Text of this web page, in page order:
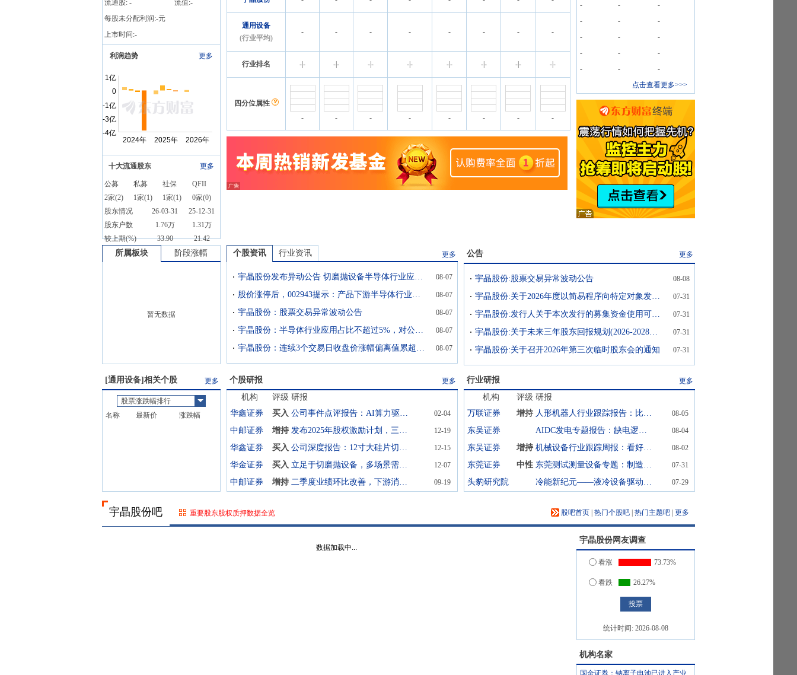
流通股: - 流值:-
每股未分配利润:-元
上市时间:-
利润趋势 更多
十大流通股东 更多
公募 私募 社保
QFII
2家(2) 1家(1) 1家(1) 0家(0)
股东情况
26-03-31
25-12-31
股东户数
1.76万
1.31万
较上期(%)
33.90 21.42
通用设备
(行业平均)
- - - - - - - -
行业排名 -- -- -|- -- -|- -|- -|- --
四分位属性
-
- - - - - - -
- -
-
-
-
-
-
-
-
-
-
-
-
-
-
点击查看更多>>>
所属板块 阶段涨幅
暂无数据
个股资讯 行业资讯 更多
宇晶股份发布异动公告 切磨抛设备半导体行业应用占比不超过5% 08-07
股价涨停后，002943提示：产品下游半导体行业应用占比不超过5%！ 08-07
宇晶股份：股票交易异常波动公告 08-07
宇晶股份：半导体行业应用占比不超过5%，对公司业绩影响较小 08-07
宇晶股份：连续3个交易日收盘价涨幅偏离值累超20% 08-07
公告 更多
宇晶股份:股票交易异常波动公告 08-08
宇晶股份:关于2026年度以简易程序向特定对象发行股票不存在直接或通过利益相关方向参与认购的投资者提供财务资助或补偿的公告 07-31
宇晶股份:发行人关于本次发行的募集资金使用可行性分析报告 07-31
宇晶股份:关于未来三年股东回报规划(2026-2028年)的公告 07-31
宇晶股份:关于召开2026年第三次临时股东会的通知 07-31
[通用设备]相关个股 更多
股票涨跌幅排行
名称
最新价 涨跌幅
个股研报 更多
机构 评级 研报
华鑫证券
买入 公司事件点评报告：AI算力驱动太空光伏浪潮，超薄硅片切割设备迎放量机遇 02-04
中邮证券 增持 发布2025年股权激励计划，三年业绩目标强势增长 12-19
华鑫证券 买入 公司深度报告：12寸大硅片切割设备核心卡位，消费电子3D玻璃切割设备放量在即 12-15
华金证券 买入 立足于切磨抛设备，多场景需求持续打开 12-07
中邮证券 增持 二季度业绩环比改善，下游消费电子景气提升 09-19
行业研报 更多
机构 评级 研报
万联证券
增持 人形机器人行业跟踪报告：比亚迪人形机器人“小迪”预计8月亮相 08-05
东吴证券 AIDC发电专题报告：缺电逻辑下燃机已开始释放利润，重视0-1的SOFC 08-04
东吴证券 增持 机械设备行业跟踪周报：看好半导体设备超级景气周期&资本开支加速受益的AI设备；推荐估值低稳增长的工程机械 08-02
东莞证券 中性 东莞测试测量设备专题：制造业升级催化检测需求 07-31
头豹研究院 冷能新纪元——液冷设备驱动算力基础设施的热管理革命 头豹词条报告系列 07-29
宇晶股份吧 重要股东股权质押数据全览 股吧首页 热门个股吧 热门主题吧 更多
宇晶股份网友调查
看涨 73.73%
看跌 26.27%
统计时间: 2026-08-08
机构名家
国金证券：钠离子电池已进入产业